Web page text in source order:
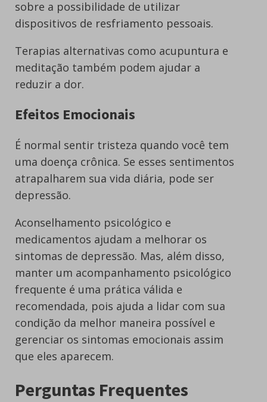
sobre a possibilidade de utilizar
dispositivos de resfriamento pessoais.
Terapias alternativas como acupuntura e
meditação também podem ajudar a
reduzir a dor.
Efeitos Emocionais
É normal sentir tristeza quando você tem
uma doença crônica. Se esses sentimentos
atrapalharem sua vida diária, pode ser
depressão.
Aconselhamento psicológico e
medicamentos ajudam a melhorar os
sintomas de depressão. Mas, além disso,
manter um acompanhamento psicológico
frequente é uma prática válida e
recomendada, pois ajuda a lidar com sua
condição da melhor maneira possível e
gerenciar os sintomas emocionais assim
que eles aparecem.
Perguntas Frequentes